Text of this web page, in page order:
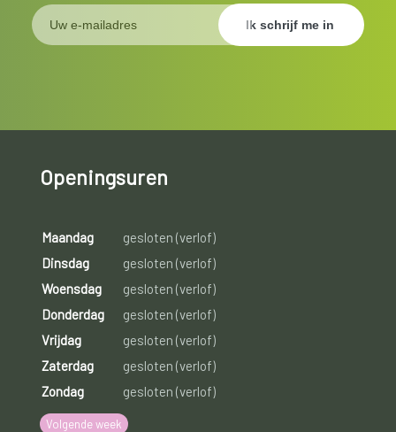
Openingsuren
Maandag
gesloten (verlof)
Dinsdag
gesloten (verlof)
Woensdag
gesloten (verlof)
Donderdag
gesloten (verlof)
Vrijdag
gesloten (verlof)
Zaterdag
gesloten (verlof)
Zondag
gesloten (verlof)
Volgende week